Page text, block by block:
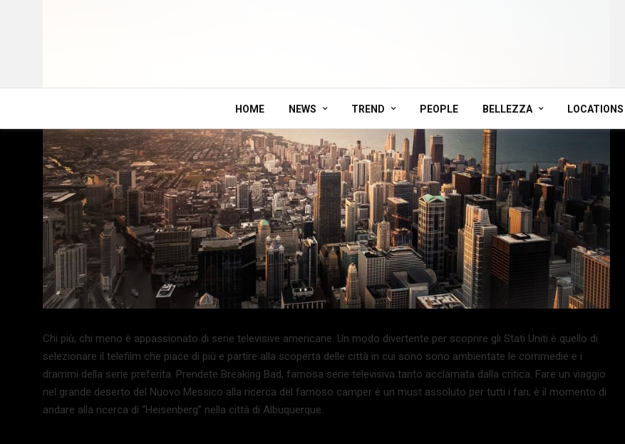
HOME NEWS TREND PEOPLE BELLEZZA LOCATIONS
Chi più, chi meno è appassionato di serie televisive americane. Un modo divertente per scoprire gli Stati Uniti è quello di
selezionare il telefilm che piace di più e partire alla scoperta delle città in cui sono sono ambientate le commedie e i
drammi della serie preferita. Prendete Breaking Bad, famosa serie televisiva tanto acclamata dalla critica. Fare un viaggio
nel grande deserto del Nuovo Messico alla ricerca del famoso camper è un must assoluto per tutti i fan; è il momento di
andare alla ricerca di “Heisenberg” nella città di Albuquerque.